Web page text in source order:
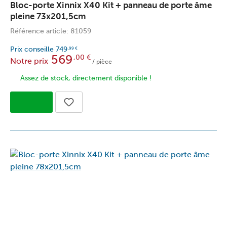
Bloc-porte Xinnix X40 Kit + panneau de porte âme
pleine 73x201,5cm
Référence article: 81059
Prix conseille 749 ,99 €
Notre prix 569,00 €
/ pièce
Assez de stock, directement disponible !